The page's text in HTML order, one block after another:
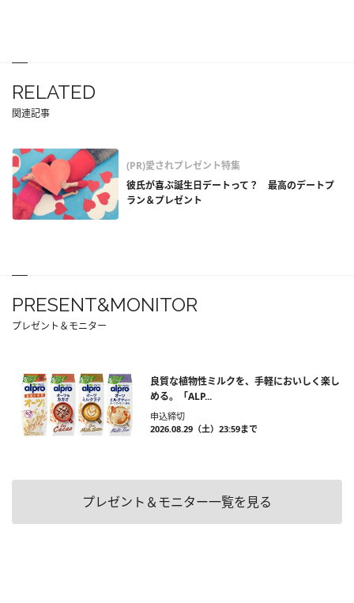
RELATED
関連記事
(PR)愛されプレゼント特集
彼氏が喜ぶ誕生日デートって？ 最高のデートプ
ラン＆プレゼント
PRESENT&MONITOR
プレゼント＆モニター
良質な植物性ミルクを、手軽においしく楽し
める。「ALP...
申込締切
2026.08.29（土）23:59まで
プレゼント＆モニター一覧を見る